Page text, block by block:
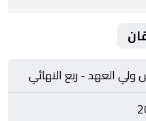
العهد - ربع النهائي